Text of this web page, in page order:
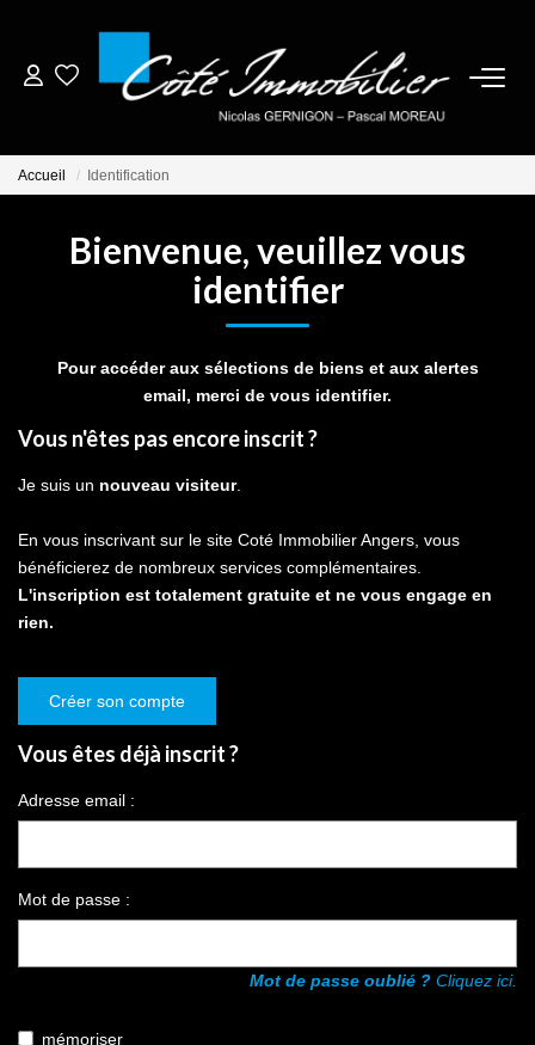
ESTIMER
ACHETER
BIENS VENDUS
NOTRE AGENCE
CONTACT
CRÉER UNE ALERTE
Accueil Identification
Bienvenue, veuillez vous
identifier
Pour accéder aux sélections de biens et aux alertes
email, merci de vous identifier.
Vous n'êtes pas encore inscrit ?
Je suis un nouveau visiteur.
En vous inscrivant sur le site Coté Immobilier Angers, vous
bénéficierez de nombreux services complémentaires.
L'inscription est totalement gratuite et ne vous engage en
rien.
Créer son compte
Vous êtes déjà inscrit ?
Adresse email :
Mot de passe :
Mot de passe oublié ? Cliquez ici.
mémoriser